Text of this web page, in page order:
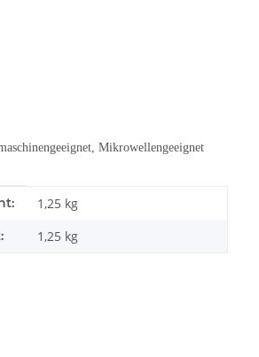
Mikrowellengeeignet
1,25 kg
1,25 kg